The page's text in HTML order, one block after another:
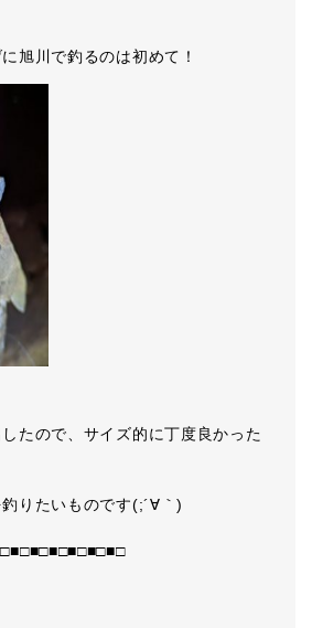
旭川で釣るのは初めて！
たので、サイズ的に丁度良かった
りたいものです(;´∀｀)